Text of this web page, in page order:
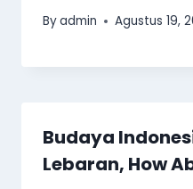
Byadmin Agustus 19,
Budaya
Lebaran, How